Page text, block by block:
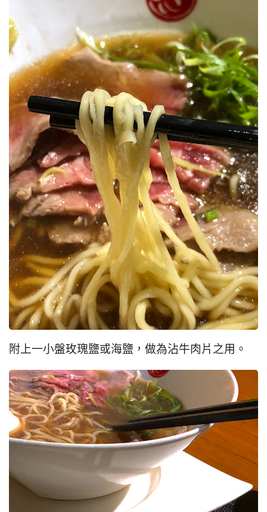
附上一小盤玫瑰鹽或海鹽，做為沾牛肉片之用。